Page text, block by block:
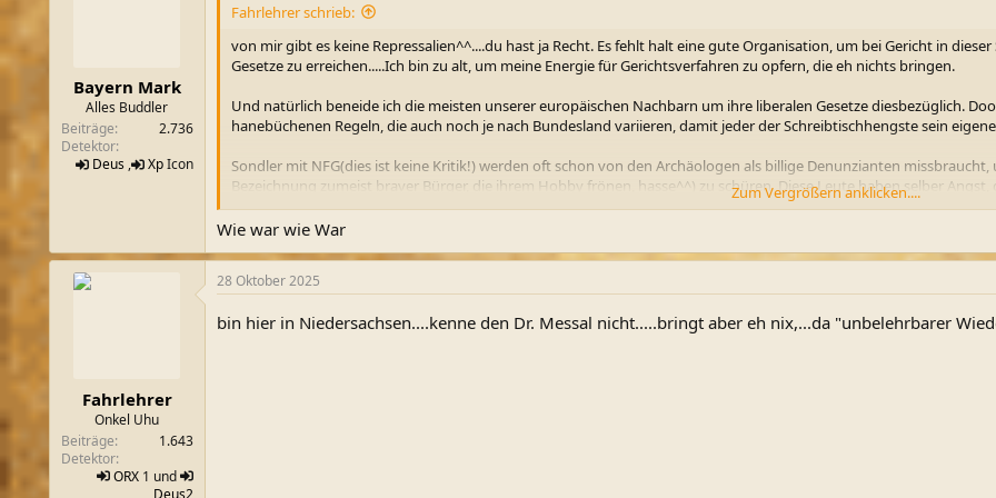
n
e
Bayern Mark
Alles Buddler
Beiträge
2.736
Detektor
Deus, XpIcon
Fahrlehrer schrieb:
von mir gibt es keine Repressalien^^....du hast ja Recht. Es fehlt halt eine gute Organisation, um bei Gericht in
Gesetze zu erreichen.....Ich bin zu alt, um meine Energie für Gerichtsverfahren zu opfern, die eh nichts bringen.
Und natürlich beneide ich die meisten unserer europäischen Nachbarn um ihre liberalen Gesetze diesbezüglich.
hanebüchenen Regeln, die auch noch je nach Bundesland variieren, damit jeder der Schreibtischhengste sein
Sondler mit NFG(dies ist keine Kritik!) werden oft schon von den Archäologen als billige Denunzianten
Bezeichnung zumeist braver Bürger, die ihrem Hobby frönen, hasse^^) zu schüren. Diese Leute haben selber
jemanden mitnehmen , der keine NFG hat. Nachvollziehbar ist sowas nicht, meines Erachtens, da ja Jemand mit
über Nacht quasi reich....hier bei uns?.....siehe meinen Kommentar oben....hast die Wahl zwischen Strafe oder
Ich gehe natürlich nicht deshalb sondeln, um GOLD zu finden, damit reich zu werden und nie wieder arbeiten zu
verbundenen Spaß. der Bewegung draußen und der Geschichte als solche....verkauft habe ich noch nie etwas und
Zum Vergrößern anklicken....
Wie war wie War
Fahrlehrer
Onkel Uhu
Beiträge
1.643
Detektor
ORX1 und
Deus2
28 Oktober 2025
bin hier in Niedersachsen....kenne den Dr. Messal nicht.....bringt aber eh nix,...da "unbelehrbarer